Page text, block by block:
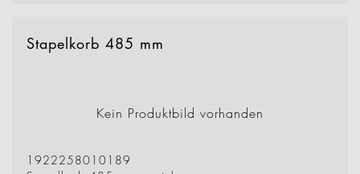
Stapelkorb 485 mm
Kein Produktbild vorhanden
1922258010189